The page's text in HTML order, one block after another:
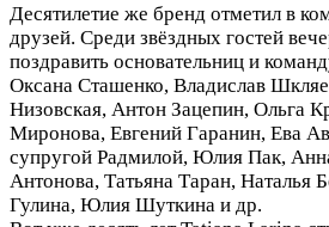
Десятилетие же бренд отметил в
друзей. Среди звёздных гостей
поздравить основательниц и
Оксана Сташенко, Владислав
Низовская, Антон Зацепин, Ольга
Миронова, Евгений Гаранин, Ева
супругой Радмилой, Юлия Пак,
Антонова, Татьяна Таран, Наталья
Гулина, Юлия Шуткина и др.